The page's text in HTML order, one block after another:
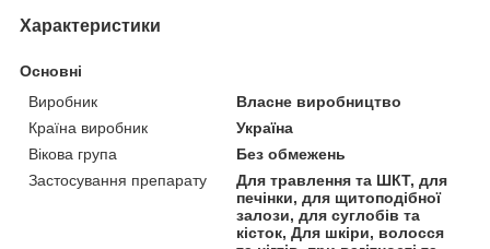
Характеристики
Основні
Виробник
Власне виробництво
Країна виробник
Україна
Вікова група
Без обмежень
Застосування препарату
Для травлення та ШКТ, для
печінки, для щитоподібної
залози, для суглобів та
кісток, Для шкіри, волосся